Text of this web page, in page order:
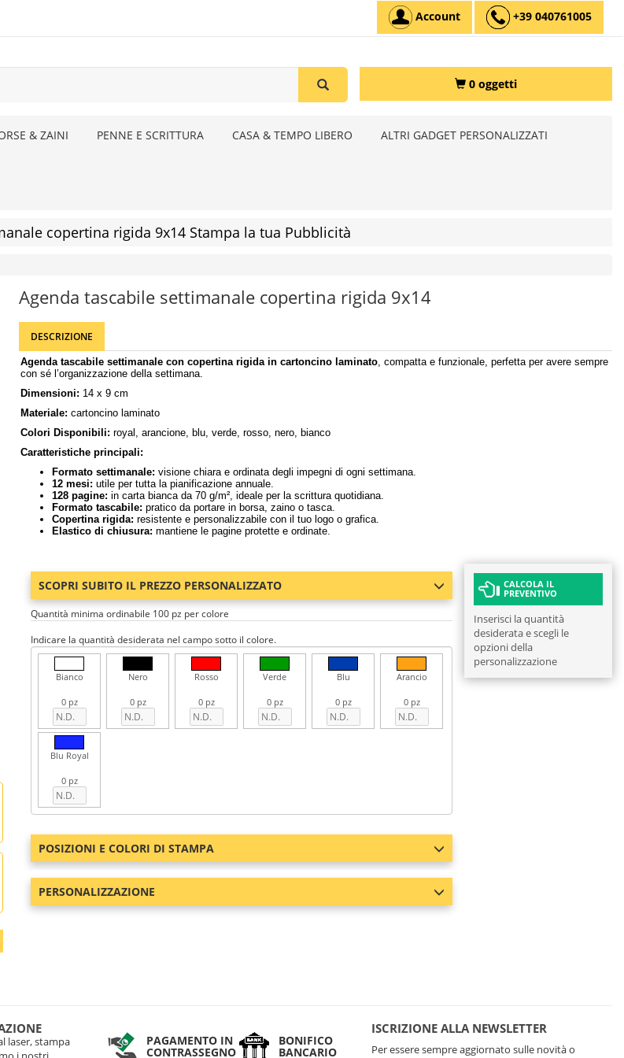
Account +39 040761005
0 oggetti
& ZAINI PENNE E SCRITTURA CASA & TEMPO LIBERO ALTRI GADGET PERSONALIZZATI
copertina rigida 9x14 Stampa la tua Pubblicità
Agenda tascabile settimanale copertina rigida 9x14
DESCRIZIONE
Agenda tascabile settimanale con copertina rigida in cartoncino laminato, compatta e funzionale, perfetta per avere sempre
con sé l’organizzazione della settimana.
Dimensioni: 14 x 9 cm
Materiale: cartoncino laminato
Colori Disponibili: royal, arancione, blu, verde, rosso, nero, bianco
Caratteristiche principali:
Formato settimanale: visione chiara e ordinata degli impegni di ogni settimana.
12 mesi: utile per tutta la pianificazione annuale.
128 pagine: in carta bianca da 70 g/m², ideale per la scrittura quotidiana.
Formato tascabile: pratico da portare in borsa, zaino o tasca.
Copertina rigida: resistente e personalizzabile con il tuo logo o grafica.
Elastico di chiusura: mantiene le pagine protette e ordinate.
SCOPRI SUBITO IL PREZZO PERSONALIZZATO
Quantità minima ordinabile 100 pz per colore
Indicare la quantità desiderata nel campo sotto il colore.
Bianco
0 pz
Nero
0 pz
Rosso
0 pz
Verde
0 pz
Blu
0 pz
Arancio
0 pz
Blu Royal
0 pz
POSIZIONI E COLORI DI STAMPA
PERSONALIZZAZIONE
CALCOLA IL
PREVENTIVO
Inserisci la quantità
desiderata e scegli le
opzioni della
personalizzazione
laser, stampa
PAGAMENTO IN
CONTRASSEGNO
BONIFICO
BANCARIO
ISCRIZIONE ALLA NEWSLETTER
Per essere sempre aggiornato sulle novità o